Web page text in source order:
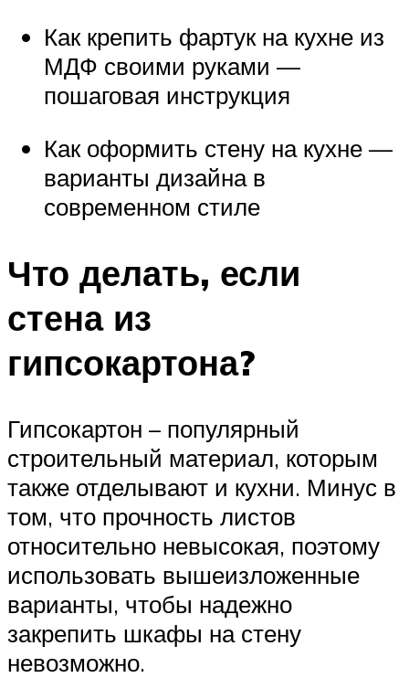
Как крепить фартук на кухне из
МДФ своими руками —
пошаговая инструкция
Как оформить стену на кухне —
варианты дизайна в
современном стиле
Что делать, если
стена из
гипсокартона?
Гипсокартон – популярный
строительный материал, которым
также отделывают и кухни. Минус в
том, что прочность листов
относительно невысокая, поэтому
использовать вышеизложенные
варианты, чтобы надежно
закрепить шкафы на стену
невозможно.